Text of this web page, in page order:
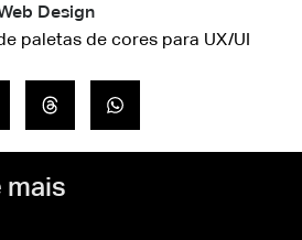
Design
paletas de cores para UX/UI